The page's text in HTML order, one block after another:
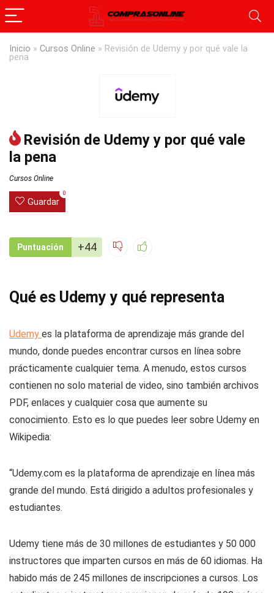
Inicio » Cursos Online » Revisión de Udemy y por qué vale la
pena
Revisión de Udemy y por qué vale
la pena
Cursos Online
Guardar
0
Puntuación +44
Qué es Udemy y qué representa
Udemy es la plataforma de aprendizaje más grande del
mundo, donde puedes encontrar cursos en línea sobre
prácticamente cualquier tema. A menudo, estos cursos
contienen no solo material de video, sino también archivos
PDF, enlaces y cualquier cosa que aumente su
conocimiento. Esto es lo que puedes leer sobre Udemy en
Wikipedia:
“Udemy.com es la plataforma de aprendizaje en línea más
grande del mundo. Está dirigido a adultos profesionales y
estudiantes.
Udemy tiene más de 30 millones de estudiantes y 50 000
instructores que imparten cursos en más de 60 idiomas. Ha
habido más de 245 millones de inscripciones a cursos. Los